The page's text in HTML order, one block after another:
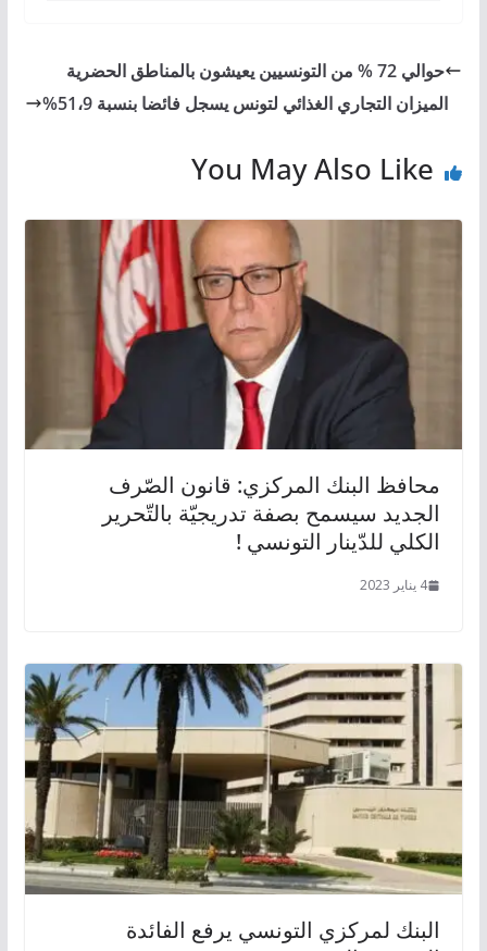
حوالي 72 % من التونسيين يعيشون بالمناطق الحضرية
الميزان التجاري الغذائي لتونس يسجل فائضا بنسبة 51،9%
You May Also Like
محافظ البنك المركزي: قانون الصّرف
الجديد سيسمح بصفة تدريجيّة بالتّحرير
الكلي للدّينار التونسي !
4 يناير 2023
البنك لمركزي التونسي يرفع الفائدة